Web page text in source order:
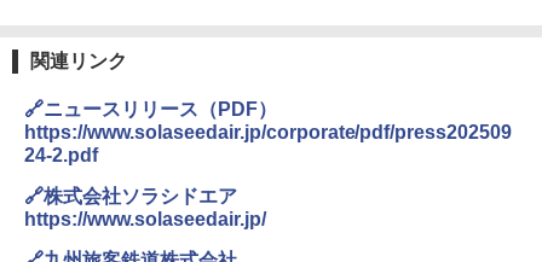
関連リンク
🔗ニュースリリース（PDF）
https://www.solaseedair.jp/corporate/pdf/press202509
24-2.pdf
🔗株式会社ソラシドエア
https://www.solaseedair.jp/